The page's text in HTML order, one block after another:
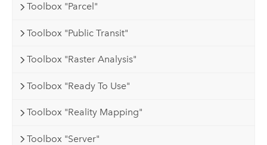
Toolbox "Parcel"
Toolbox "Public Transit"
Toolbox "Raster Analysis"
Toolbox "Ready To Use"
Toolbox "Reality Mapping"
Toolbox "Server"